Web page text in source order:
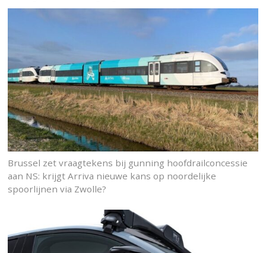
Brussel zet vraagtekens bij gunning hoofdrailconcessie
aan NS: krijgt Arriva nieuwe kans op noordelijke
spoorlijnen via Zwolle?